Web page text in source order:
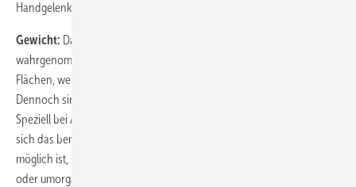
Handgelenk (als Beugung zur Elle hin) aufgefangen werden muss.
Gewicht: Das Maschinengewicht wird häufig als positiver Faktor
wahrgenommen, insbesondere bei Schleifarbeiten an horizontalen
Flächen, weil der Werker hier „mit der Schwerkraft“ arbeiten kann.
Dennoch sind leichtere Werkzeuge grundsätzlich ergonomischer.
Speziell bei Arbeiten an senkrechten Flächen oder über Kopf macht
sich das bemerkbar. Wo es durch entsprechenden Vorrichtungsbau
möglich ist, sollten derartige Arbeiten daher möglichst vermieden
oder umorganisiert werden. Bei großen Schleifmaschinen für grobe